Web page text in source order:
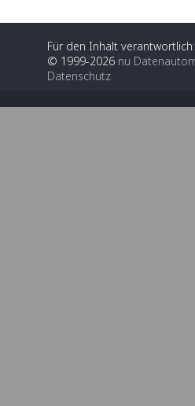
Für den Inhalt
© 1999-2026 nu
Datenschutz